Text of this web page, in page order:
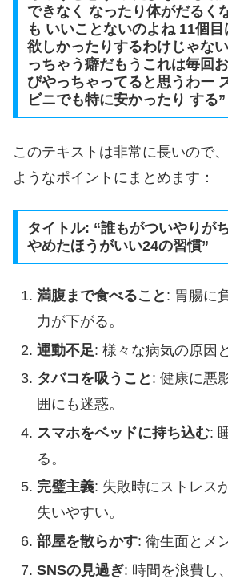
できなく なったり体がだるく
も いいことないのよね 11個
欲しかったりするわけじゃな
っちゃう癖だもうこれは毎回
びやっちゃってると思うわー
ビニでも特に安かったり する”
このテキストは非常に長いので
ようなポイントにまとめます：
タイトル: “誰もがついやりが
やめたほうがいい24の習慣”
満腹まで食べること : 胃腸に
力が下がる。
運動不足: 様々な病気の原因
タバコを吸うこと : 健康に悪
囲にも迷惑。
スマホをベッドに持ち込む:
る。
完璧主義: 失敗時にストレス
失いやすい。
部屋を散らかす: 衛生面とメ
SNSの見過ぎ: 時間を浪費し